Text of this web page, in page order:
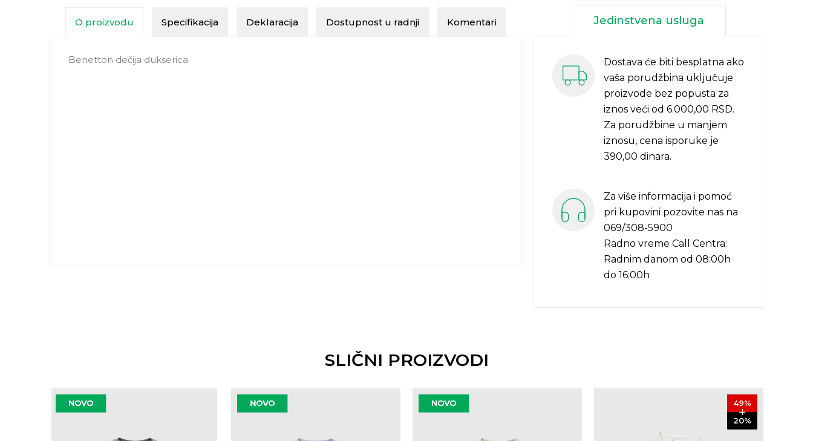
O proizvodu Specifikacija Deklaracija Dostupnost u radnji Komentari
Benetton dečija dukserica
Jedinstvena usluga
Dostava će biti besplatna ako
vaša porudžbina uključuje
proizvode bez popusta za
iznos veći od 6.000,00 RSD.
Za porudžbine u manjem
iznosu, cena isporuke je
390,00 dinara.
Za više informacija i pomoć
pri kupovini pozovite nas na
069/308-5900
Radno vreme Call Centra:
Radnim danom od 08:00h
do 16:00h
SLIČNI PROIZVODI
49%
20%